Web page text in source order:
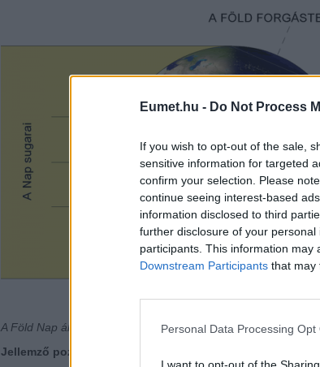
Eumet.hu - Do Not Process
If you wish to opt-out of the sale,
sensitive information for targeted
confirm your selection. Please
continue seeing interest-based
information disclosed to third
further disclosure of your personal
participants. This information may
Downstream Participants that may
Personal Data Processing Opt
I want to opt-out of the
A Föld Nap által történő megvilágítása a téli napforduló idején
Jellemző pozíciók a téli napforduló idején: